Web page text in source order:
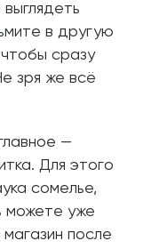
в другую
сразу
зря же всё
—
Для этого
сомелье,
можете уже
после